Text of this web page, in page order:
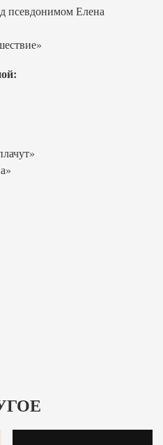
псевдонимом Елена